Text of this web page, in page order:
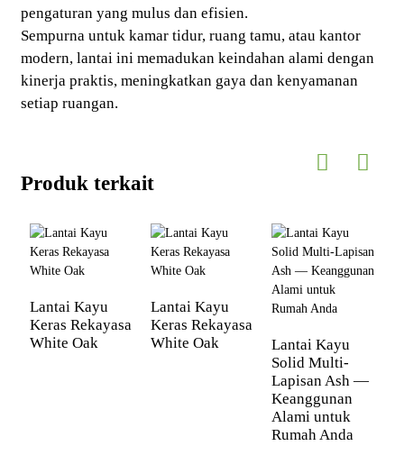
pengaturan yang mulus dan efisien.
Sempurna untuk kamar tidur, ruang tamu, atau kantor
modern, lantai ini memadukan keindahan alami dengan
kinerja praktis, meningkatkan gaya dan kenyamanan
setiap ruangan.
Produk terkait
Lantai Kayu
Keras Rekayasa
White Oak
Lantai Kayu
Keras Rekayasa
White Oak
Lantai Kayu
Solid Multi-
Lapisan Ash —
Keanggunan
Alami untuk
Rumah Anda